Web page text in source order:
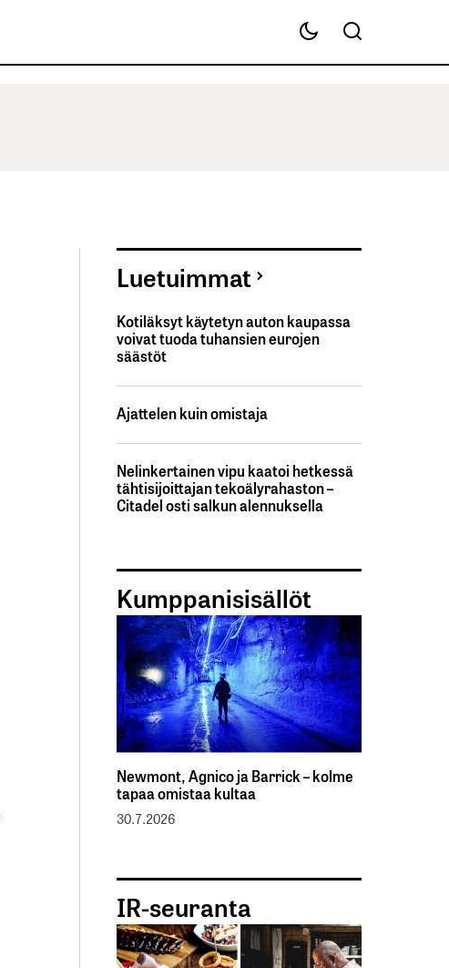
Luetuimmat
Kotiläksyt käytetyn auton kaupassa
voivat tuoda tuhansien eurojen
säästöt
Ajattelen kuin omistaja
Nelinkertainen vipu kaatoi hetkessä
tähtisijoittajan tekoälyrahaston –
Citadel osti salkun alennuksella
Kumppanisisällöt
Newmont, Agnico ja Barrick – kolme
tapaa omistaa kultaa
30.7.2026
IR-seuranta